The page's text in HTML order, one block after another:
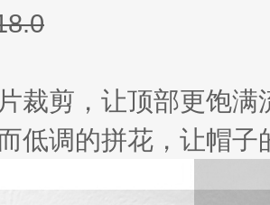
裁剪，让顶部更饱
低调的拼花，让帽